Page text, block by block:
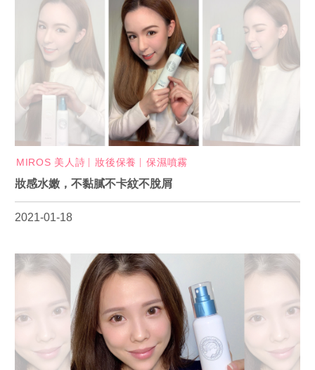
MIROS 美人詩 妝後保養 保濕噴霧
妝感水嫩，不黏膩不卡紋不脫屑
2021-01-18